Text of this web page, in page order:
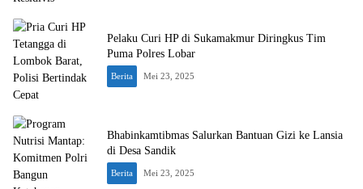
Pelaku Curi HP di Sukamakmur Diringkus Tim
Puma Polres Lobar
Berita Mei 23, 2025
Bhabinkamtibmas Salurkan Bantuan Gizi ke Lansia
di Desa Sandik
Berita Mei 23, 2025